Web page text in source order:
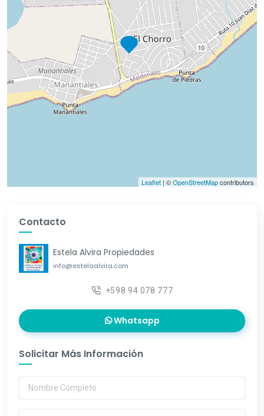
Leaflet | ©OpenStreetMapcontributors
Contacto
Estela Alvira Propiedades
info@estelaalvira.com
+598 94 078 777
Whatsapp
Solicitar Más Información